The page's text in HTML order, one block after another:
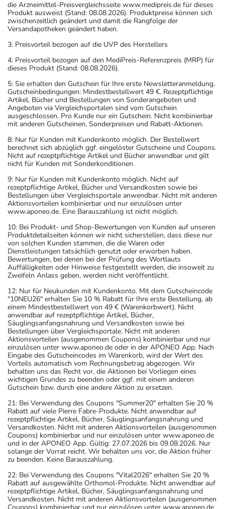
die Arzneimittel-Preisvergleichsseite www.medipreis.de für dieses
Produkt ausweist (Stand: 08.08.2026). Produktpreise können sich
zwischenzeitlich geändert und damit die Rangfolge der
Versandapotheken geändert haben.
3: Preisvorteil bezogen auf die UVP des Herstellers
4: Preisvorteil bezogen auf den MediPreis-Referenzpreis (MRP) für
dieses Produkt (Stand: 08.08.2026).
5: Sie erhalten den Gutschein für Ihre erste Newsletteranmeldung.
Gutscheinbedingungen: Mindestbestellwert 49 €. Rezeptpflichtige
Artikel, Bücher und Bestellungen von Sonderangeboten und
Angeboten via Vergleichsportalen sind vom Gutschein
ausgeschlossen. Pro Kunde nur ein Gutschein. Nicht kombinierbar
mit anderen Gutscheinen, Sonderpreisen und Rabatt-Aktionen.
8: Nur für Kunden mit Kundenkonto möglich. Der Bestellwert
berechnet sich abzüglich ggf. eingelöster Gutscheine und Coupons.
Nicht auf rezeptpflichtige Artikel und Bücher anwendbar und gilt
nicht für Kunden mit Sonderkonditionen.
9: Nur für Kunden mit Kundenkonto möglich. Nicht auf
rezeptpflichtige Artikel, Bücher und Versandkosten sowie bei
Bestellungen über Vergleichsportale anwendbar. Nicht mit anderen
Aktionsvorteilen kombinierbar und nur einzulösen unter
www.aponeo.de. Eine Barauszahlung ist nicht möglich.
10: Bei Produkt- und Shop-Bewertungen von Kunden auf unseren
Produktdetailseiten können wir nicht sicherstellen, dass diese nur
von solchen Kunden stammen, die die Waren oder
Dienstleistungen tatsächlich genutzt oder erworben haben.
Bewertungen, bei denen bei der Prüfung des Wortlauts
Auffälligkeiten oder Hinweise festgestellt werden, die insoweit zu
Zweifeln Anlass geben, werden nicht veröffentlicht.
12: Nur für Neukunden mit Kundenkonto. Mit dem Gutscheincode
"10NEU26" erhalten Sie 10 % Rabatt für Ihre erste Bestellung, ab
einem Mindestbestellwert von 49 € (Warenkorbwert). Nicht
anwendbar auf rezeptpflichtige Artikel, Bücher,
Säuglingsanfangsnahrung und Versandkosten sowie bei
Bestellungen über Vergleichsportale. Nicht mit anderen
Aktionsvorteilen (ausgenommen Coupons) kombinierbar und nur
einzulösen unter www.aponeo.de oder in der APONEO App. Nach
Eingabe des Gutscheincodes im Warenkorb, wird der Wert des
Vorteils automatisch vom Rechnungsbetrag abgezogen. Wir
behalten uns das Recht vor, die Aktionen bei Vorliegen eines
wichtigen Grundes zu beenden oder ggf. mit einem anderen
Gutschein bzw. durch eine andere Aktion zu ersetzen.
21: Bei Verwendung des Coupons "Summer20" erhalten Sie 20 %
Rabatt auf viele Pierre Fabre-Produkte. Nicht anwendbar auf
rezeptpflichtige Artikel, Bücher, Säuglingsanfangsnahrung und
Versandkosten. Nicht mit anderen Aktionsvorteilen (ausgenommen
Coupons) kombinierbar und nur einzulösen unter www.aponeo.de
und in der APONEO App. Gültig: 27.07.2026 bis 09.08.2026. Nur
solange der Vorrat reicht. Wir behalten uns vor, die Aktion früher
zu beenden. Keine Barauszahlung.
22: Bei Verwendung des Coupons "Vital2026" erhalten Sie 20 %
Rabatt auf ausgewählte Orthomol-Produkte. Nicht anwendbar auf
rezeptpflichtige Artikel, Bücher, Säuglingsanfangsnahrung und
Versandkosten. Nicht mit anderen Aktionsvorteilen (ausgenommen